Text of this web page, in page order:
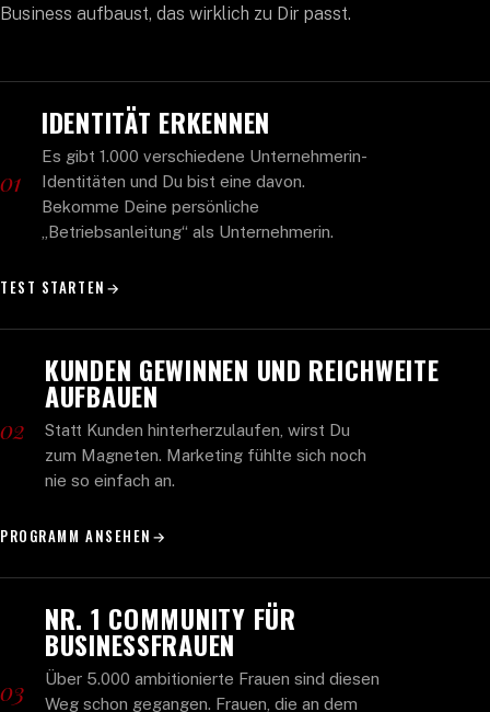
Business aufbaust, das wirklich zu Dir passt.
01
IDENTITÄT ERKENNEN
Es gibt 1.000 verschiedene Unternehmerin-
Identitäten und Du bist eine davon.
Bekomme Deine persönliche
„Betriebsanleitung“ als Unternehmerin.
TEST STARTEN →
02
KUNDEN GEWINNEN UND REICHWEITE
AUFBAUEN
Statt Kunden hinterherzulaufen, wirst Du
zum Magneten. Marketing fühlte sich noch
nie so einfach an.
PROGRAMM ANSEHEN →
03
NR. 1 COMMUNITY FÜR
BUSINESSFRAUEN
Über 5.000 ambitionierte Frauen sind diesen
Weg schon gegangen. Frauen, die an dem